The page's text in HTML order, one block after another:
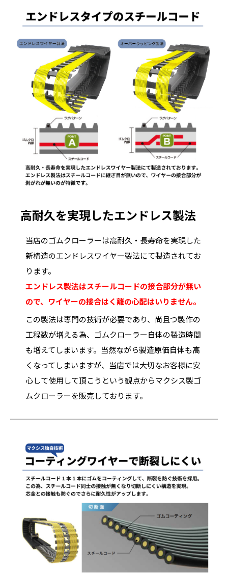
高耐久を実現したエンドレス製法
当店のゴムクローラーは高耐久・長寿命を実現した
新構造のエンドレスワイヤー製法にて製造されてお
ります。
エンドレス製法はスチールコードの接合部分が無い
ので、ワイヤーの接合はく離の心配はいりません。
この製法は専門の技術が必要であり、尚且つ製作の
工程数が増える為、ゴムクローラー自体の製造時間
も増えてしまいます。当然ながら製造原価自体も高
くなってしまいますが、当店では大切なお客様に安
心して使用して頂こうという観点からマクシス製ゴ
ムクローラーを販売しております。